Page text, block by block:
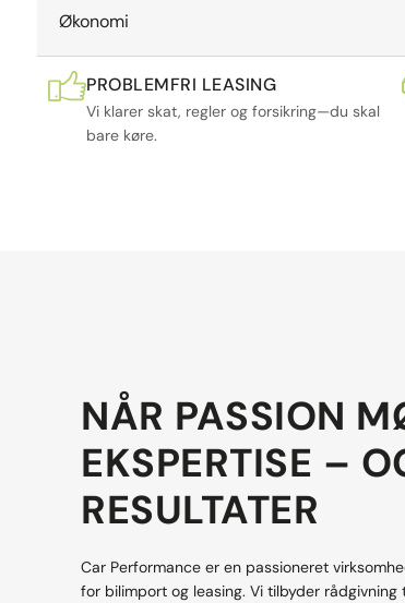
Økonomi
PROBLEMFRI LEASING
Vi klarer skat, regler og forsikring—du skal
bare køre.
NÅR PASSION
EKSPERTISE –
RESULTATER
Car Performance er en passioneret
for bilimport og leasing. Vi tilbyder